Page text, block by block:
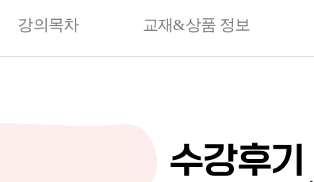
강의목차 교재&상품 정보